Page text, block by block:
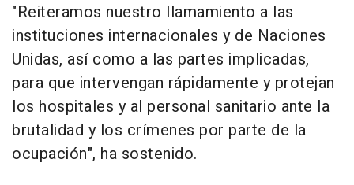
"Reiteramos nuestro llamamiento a las
instituciones internacionales y de Naciones
Unidas, así como a las partes implicadas,
para que intervengan rápidamente y protejan
los hospitales y al personal sanitario ante la
brutalidad y los crímenes por parte de la
ocupación", ha sostenido.